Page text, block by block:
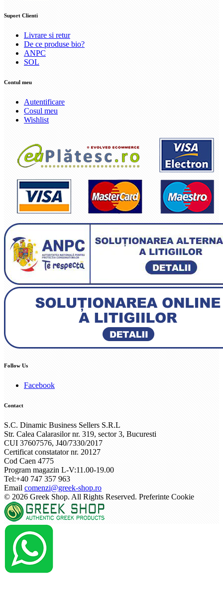
Suport Clienti
Livrare si retur
De ce produse bio?
ANPC
SOL
Contul meu
Autentificare
Cosul meu
Wishlist
Follow Us
Facebook
Contact
S.C. Dinamic Business Sellers S.R.L
Str. Calea Calarasilor nr. 319, sector 3, Bucuresti
CUI 37607576, J40/7330/2017
Certificat constatator nr. 20127
Cod Caen 4775
Program magazin L-V:11.00-19.00
Tel:+40 747 357 963
Email comenzi@greek-shop.ro
© 2026 Greek Shop. All Rights Reserved. Preferinte Cookie